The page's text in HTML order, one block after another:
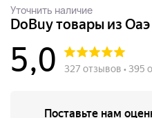
Уточнить наличие